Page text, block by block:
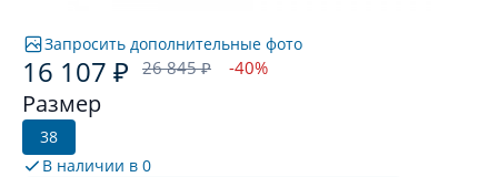
Запросить дополнительные фото
16 107 ₽ 26 845 ₽ -40%
Размер
38
В наличии в 0